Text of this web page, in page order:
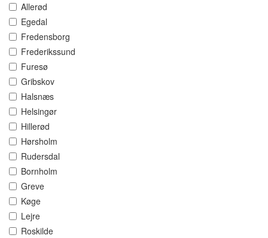
Allerød
Egedal
Fredensborg
Frederikssund
Furesø
Gribskov
Halsnæs
Helsingør
Hillerød
Hørsholm
Rudersdal
Bornholm
Greve
Køge
Lejre
Roskilde